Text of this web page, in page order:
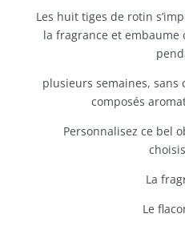
Les huit tiges de rotin
la fragrance et
plusieurs semaines,
composés
Personnalisez ce bel
La
Le